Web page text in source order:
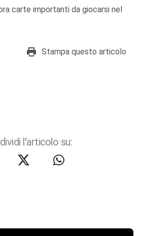
carte importanti da giocarsi nel
Stampa questo articolo
l'articolo su: